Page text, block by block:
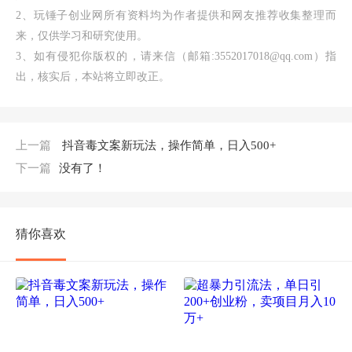
2、玩锤子创业网所有资料均为作者提供和网友推荐收集整理而
来，仅供学习和研究使用。
3、如有侵犯你版权的，请来信（邮箱:3552017018@qq.com）指
出，核实后，本站将立即改正。
上一篇
抖音毒文案新玩法，操作简单，日入500+
下一篇
没有了！
猜你喜欢